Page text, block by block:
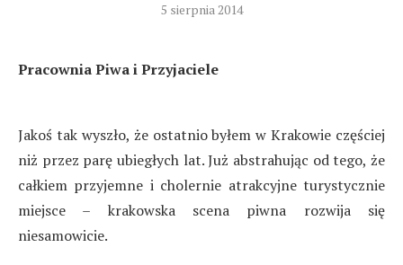
5 sierpnia 2014
Pracownia Piwa i Przyjaciele
Jakoś tak wyszło, że ostatnio byłem w Krakowie częściej
niż przez parę ubiegłych lat. Już abstrahując od tego, że
całkiem przyjemne i cholernie atrakcyjne turystycznie
miejsce – krakowska scena piwna rozwija się
niesamowicie.